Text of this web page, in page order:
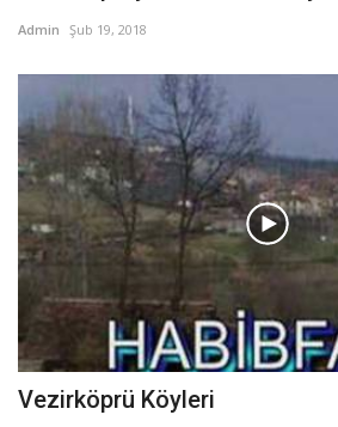
Admin Şub 19, 2018
Vezirköprü Köyleri